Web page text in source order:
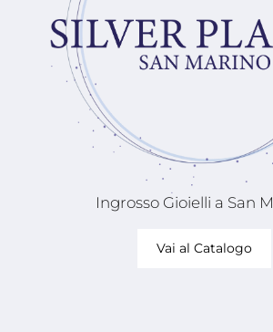
Ingrosso Gioielli a San
Vai al Catalogo